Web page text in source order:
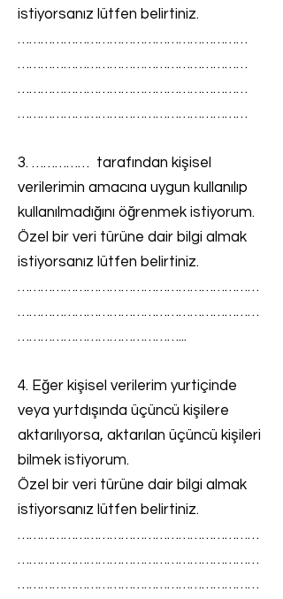
istiyorsanız lütfen belirtiniz.
……………………………………………………
……………………………………………………
……………………………………………………
……………………………………………………
3. …………… tarafından kişisel
verilerimin amacına uygun kullanılıp
kullanılmadığını öğrenmek istiyorum.
Özel bir veri türüne dair bilgi almak
istiyorsanız lütfen belirtiniz.
………………………………………………………
………………………………………………………
……………………………………...
4. Eğer kişisel verilerim yurtiçinde
veya yurtdışında üçüncü kişilere
aktarılıyorsa, aktarılan üçüncü kişileri
bilmek istiyorum.
Özel bir veri türüne dair bilgi almak
istiyorsanız lütfen belirtiniz.
………………………………………………………
………………………………………………………
………………………………………………………